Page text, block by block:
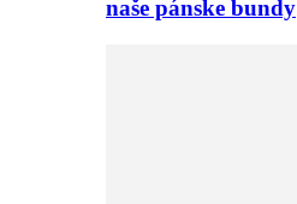
naše pánske bundy